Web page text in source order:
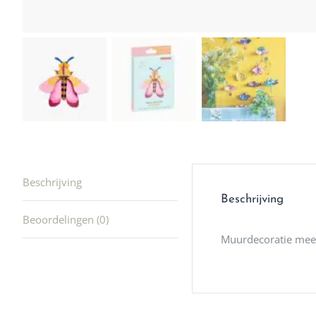
gaan!
ook
Beschrijving
Beoordelingen (0)
Beschrijving
Muurdecoratie